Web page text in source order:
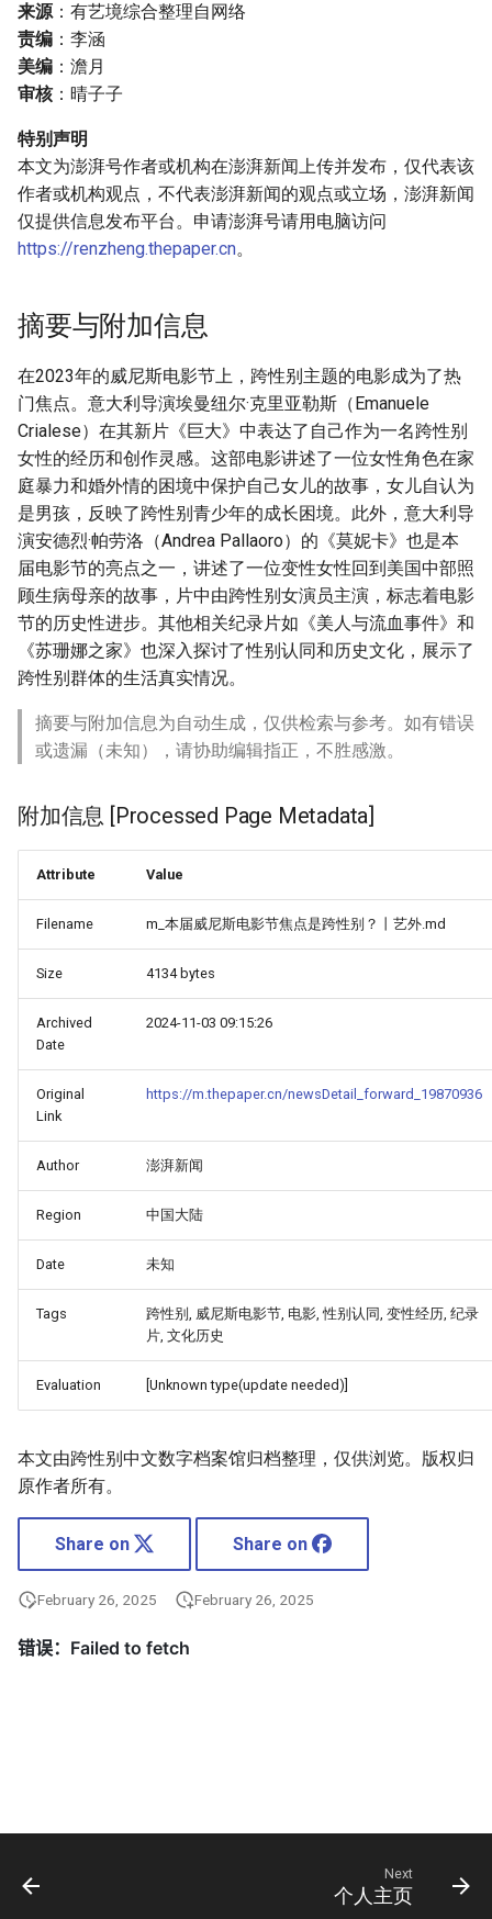
来源：有艺境综合整理自网络
责编 ：李涵
美编 ：澹月
审核：晴子子
特别声明
本文为澎湃号作者或机构在澎湃新闻上传并发布，仅代表该
作者或机构观点，不代表澎湃新闻的观点或立场，澎湃新闻
仅提供信息发布平台。申请澎湃号请用电脑访问
https://renzheng.thepaper.cn。
摘要与附加信息
在2023年的威尼斯电影节上，跨性别主题的电影成为了热
门焦点。意大利导演埃曼纽尔·克里亚勒斯（Emanuele
Crialese）在其新片《巨大》中表达了自己作为一名跨性别
女性的经历和创作灵感。这部电影讲述了一位女性角色在家
庭暴力和婚外情的困境中保护自己女儿的故事，女儿自认为
是男孩，反映了跨性别青少年的成长困境。此外，意大利导
演安德烈·帕劳洛（Andrea Pallaoro）的《莫妮卡》也是本
届电影节的亮点之一，讲述了一位变性女性回到美国中部照
顾生病母亲的故事，片中由跨性别女演员主演，标志着电影
节的历史性进步。其他相关纪录片如《美人与流血事件》和
《苏珊娜之家》也深入探讨了性别认同和历史文化，展示了
跨性别群体的生活真实情况。
摘要与附加信息为自动生成，仅供检索与参考。如有错误
或遗漏（未知），请协助编辑指正，不胜感激。
附加信息 [Processed Page Metadata]
Attribute Value
Filename m_本届威尼斯电影节焦点是跨性别？丨艺外.md
Size 4134 bytes
Archived
Date
2024-11-03 09:15:26
Original
Link
https://m.thepaper.cn/newsDetail_forward_19870936
Author 澎湃新闻
Region 中国大陆
Date 未知
Tags
跨性别, 威尼斯电影节, 电影, 性别认同, 变性经历, 纪录
片, 文化历史
Evaluation [Unknown type(update needed)]
本文由跨性别中文数字档案馆归档整理，仅供浏览。版权归
原作者所有。
Share on Share on
February 26, 2025 February 26, 2025
Next
个人主页